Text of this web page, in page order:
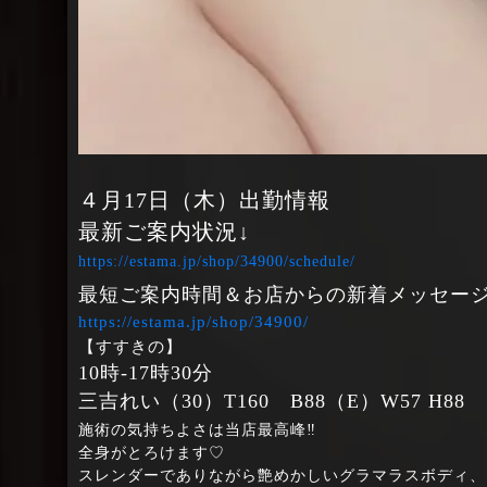
４月17日（木）出勤情報
最新ご案内状況↓
https://estama.jp/shop/34900/schedule/
最短ご案内時間＆お店からの新着メッセー
https://estama.jp/shop/34900/
【すすきの】
10時‐17時30分
三吉れい（30）T160 B88（E）W57 H88
施術の気持ちよさは当店最高峰‼
全身がとろけます♡
スレンダーでありながら艶めかしいグラマラスボディ、